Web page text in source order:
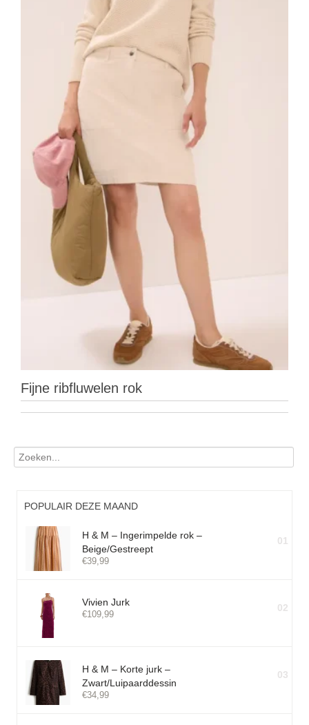
Fijne ribfluwelen rok
POPULAIR DEZE MAAND
H & M – Ingerimpelde rok –
Beige/Gestreept
€39,99
01
Vivien Jurk
€109,99
02
H & M – Korte jurk –
Zwart/Luipaarddessin
€34,99
03